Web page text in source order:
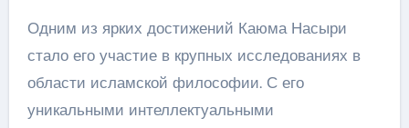
Одним из ярких достижений Каюма Насыри
стало его участие в крупных исследованиях в
области исламской философии. С его
уникальными интеллектуальными